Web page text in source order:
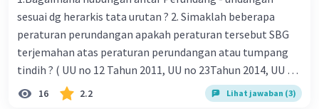
sesuai dg herarkis tata urutan ? 2. Simaklah beberapa
peraturan perundangan apakah peraturan tersebut SBG
terjemahan atas peraturan perundangan atau tumpang
tindih ? ( UU no 12 Tahun 2011, UU no 23Tahun 2014, UU No
25 Tahun 2004 ) 3 . Tuliskan peraturan perundangan yg di
undangkan atas perintah TAP MPR NO I / MPR/ 2003
16 2.2 Lihat jawaban (3)